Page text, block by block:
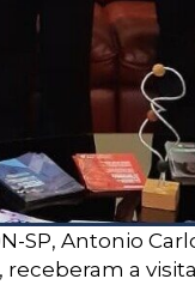
SP, Antonio
a